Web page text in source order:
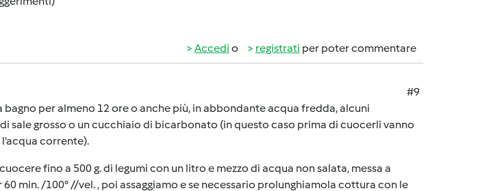
Accedi o registrati per poter commentare
#9
bagno per almeno 12 ore o anche più, in abbondante acqua fredda, alcuni
sale grosso o un cucchiaio di bicarbonato (in questo caso prima di cuocerli vanno
corrente).
fino a 500 g. di legumi con un litro e mezzo di acqua non salata, messa a
min. /100° //vel. , poi assaggiamo e se necessario prolunghiamola cottura con le